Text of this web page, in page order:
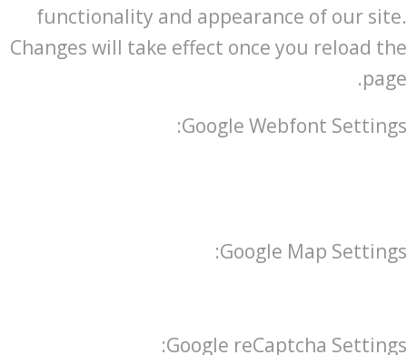
functionality and appearance of our site.
Changes will take effect once you reload the
page.
Google Webfont Settings:
Google Map Settings:
Google reCaptcha Settings: